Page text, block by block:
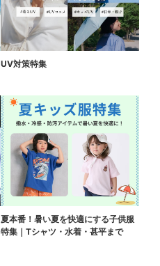
UV対策特集
夏本番！暑い夏を快適にする子供服
特集｜Tシャツ・水着・甚平まで